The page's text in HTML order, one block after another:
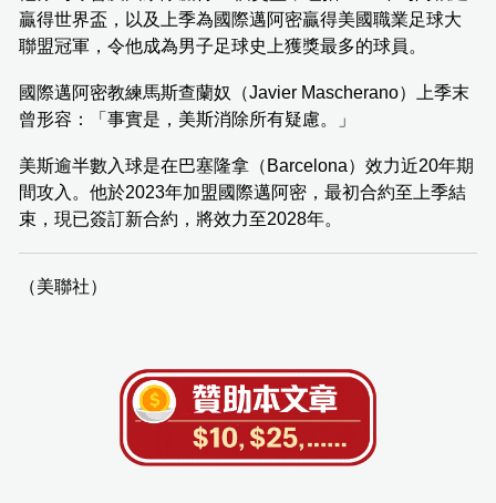
贏得世界盃，以及上季為國際邁阿密贏得美國職業足球大
聯盟冠軍，令他成為男子足球史上獲獎最多的球員。
國際邁阿密教練馬斯查蘭奴（Javier Mascherano）上季末
曾形容：「事實是，美斯消除所有疑慮。」
美斯逾半數入球是在巴塞隆拿（Barcelona）效力近20年期
間攻入。他於2023年加盟國際邁阿密，最初合約至上季結
束，現已簽訂新合約，將效力至2028年。
（美聯社）